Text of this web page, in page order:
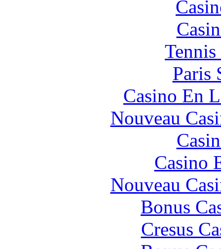
Paris
Casino En
Nouveau
Casino
Nouveau
Bonus
Cresus